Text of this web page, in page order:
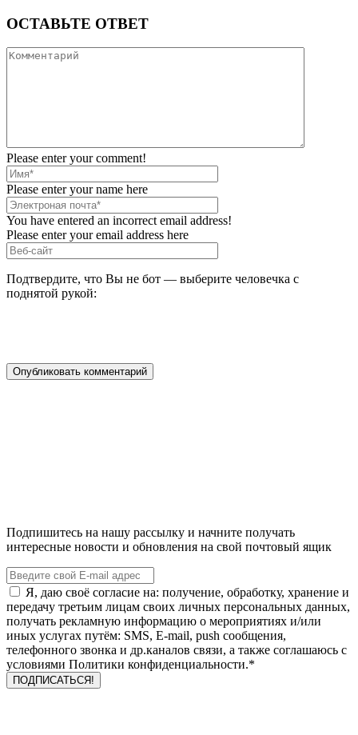
ОСТАВЬТЕ ОТВЕТ
Please enter your comment!
Please enter your name here
You have entered an incorrect email address!
Please enter your email address here
Подтвердите, что Вы не бот — выберите человечка с
поднятой рукой:
Подпишитесь на нашу рассылку и начните получать
интересные новости и обновления на свой почтовый ящик
Я, даю своё согласие на: получение, обработку, хранение и
передачу третьим лицам своих личных персональных данных,
получать рекламную информацию о мероприятиях и/или
иных услугах путём: SMS, E-mail, push сообщения,
телефонного звонка и др.каналов связи, а также соглашаюсь с
условиями Политики конфиденциальности.*